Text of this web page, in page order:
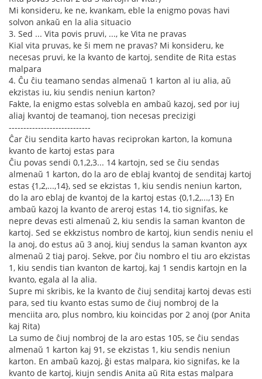
Mi konsideru, ke ne, kvankam, eble la enigmo povas havi
solvon ankaŭ en la alia situacio
3. Sed ... Vita povis pruvi, ..., ke Vita ne pravas
Kial vita pruvas, ke ŝi mem ne pravas? Mi konsideru, ke
necesas pruvi, ke la kvanto de kartoj, sendite de Rita estas
malpara
4. Ĉu ĉiu teamano sendas almenaŭ 1 karton al iu alia, aŭ
ekzistas iu, kiu sendis neniun karton?
Fakte, la enigmo estas solvebla en ambaŭ kazoj, sed por iuj
aliaj kvantoj de teamanoj, tion necesas precizigi
----------------------------
Ĉar ĉiu sendita karto havas reciprokan karton, la komuna
kvanto de kartoj estas para
Ĉiu povas sendi 0,1,2,3... 14 kartojn, sed se ĉiu sendas
almenaŭ 1 karton, do la aro de eblaj kvantoj de senditaj kartoj
estas {1,2,...,14}, sed se ekzistas 1, kiu sendis neniun karton,
do la aro eblaj de kvantoj de la kartoj estas {0,1,2,...,13} En
ambaŭ kazoj la kvanto de areroj estas 14, tio signifas, ke
nepre devas esti almenaŭ 2, kiu sendis la saman kvanton de
kartoj. Sed se ekkzistus nombro de kartoj, kiun sendis neniu el
la anoj, do estus aŭ 3 anoj, kiuj sendus la saman kvanton ayx
almenaŭ 2 tiaj paroj. Sekve, por ĉiu nombro el tiu aro ekzistas
1, kiu sendis tian kvanton de kartoj, kaj 1 sendis kartojn en la
kvanto, egala al la alia.
Supre mi skribis, ke la kvanto de ĉiuj senditaj kartoj devas esti
para, sed tiu kvanto estas sumo de ĉiuj nombroj de la
menciita aro, plus nombro, kiu koincidas por 2 anoj (por Anita
kaj Rita)
La sumo de ĉiuj nombroj de la aro estas 105, se ĉiu sendas
almenaŭ 1 karton kaj 91, se ekzistas 1, kiu sendis neniun
karton. En ambaŭ kazoj, ĝi estas malpara, kio signifas, ke la
kvanto de kartoj, kiujn sendis Anita aŭ Rita estas malpara